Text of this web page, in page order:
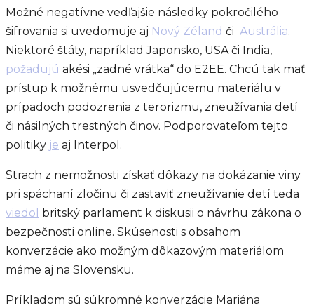
Možné negatívne vedľajšie následky pokročilého
šifrovania si uvedomuje aj Nový Zéland či Austrália.
Niektoré štáty, napríklad Japonsko, USA či India,
požadujú akési „zadné vrátka“ do E2EE. Chcú tak mať
prístup k možnému usvedčujúcemu materiálu v
prípadoch podozrenia z terorizmu, zneužívania detí
či násilných trestných činov. Podporovateľom tejto
politiky je aj Interpol.
Strach z nemožnosti získať dôkazy na dokázanie viny
pri spáchaní zločinu či zastaviť zneužívanie detí teda
viedol britský parlament k diskusii o návrhu zákona o
bezpečnosti online. Skúsenosti s obsahom
konverzácie ako možným dôkazovým materiálom
máme aj na Slovensku.
Príkladom sú súkromné konverzácie Mariána